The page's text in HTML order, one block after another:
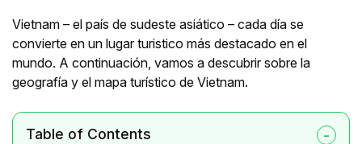
Vietnam – el país de sudeste asiático – cada día se
convierte en un lugar turistico más destacado en el
mundo. A continuación, vamos a descubrir sobre la
geografía y el mapa turístico de Vietnam.
Table of Contents